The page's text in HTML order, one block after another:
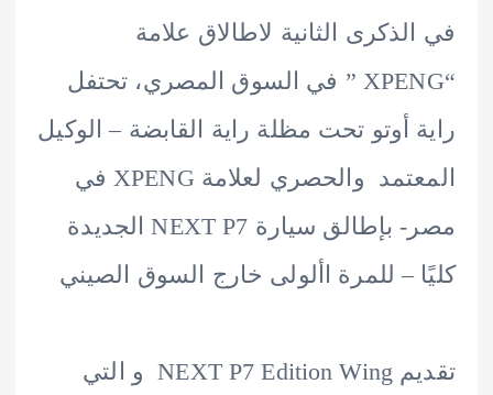
الثانية لاطالاق علامة
“XPENG ” في السوق المصري، تحتفل
أوتو تحت مظلة راية القابضة – الوكيل
المعتمد والحصري لعلامة XPENG في
مصر- بإطالق سيارة NEXT P7 الجديدة
– للمرة األولى خارج السوق الصيني
تقديم NEXT P7 Edition Wing و التي